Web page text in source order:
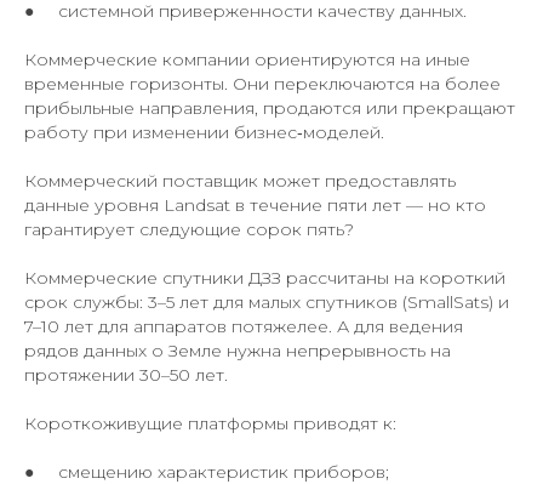
● системной приверженности качеству данных.
Коммерческие компании ориентируются на иные
временные горизонты. Они переключаются на более
прибыльные направления, продаются или прекращают
работу при изменении бизнес‑моделей.
Коммерческий поставщик может предоставлять
данные уровня Landsat в течение пяти лет — но кто
гарантирует следующие сорок пять?
Коммерческие спутники ДЗЗ рассчитаны на короткий
срок службы: 3–5 лет для малых спутников (SmallSats) и
7–10 лет для аппаратов потяжелее. А для ведения
рядов данных о Земле нужна непрерывность на
протяжении 30–50 лет.
Короткоживущие платформы приводят к:
● смещению характеристик приборов;